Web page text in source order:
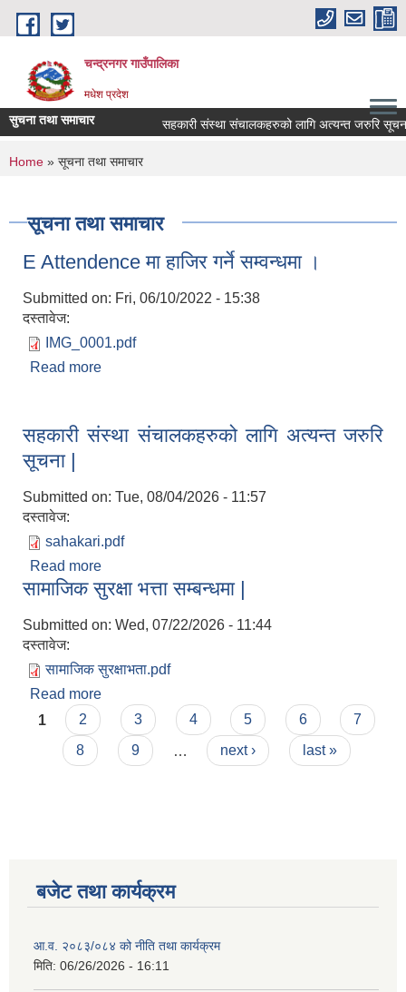
Skip to main content
चन्द्रनगर गाउँपालिका
मधेश प्रदेश
सुचना तथा समाचार सहकारी संस्था संचालकहरुको लागि अत्यन्त जरुरि सूचना |
You are here
Home » सूचना तथा समाचार
सूचना तथा समाचार
E Attendence मा हाजिर गर्ने सम्वन्धमा ।
Submitted on: Fri, 06/10/2022 - 15:38
दस्तावेज:
IMG_0001.pdf
Read more
सहकारी संस्था संचालकहरुको लागि अत्यन्त जरुरि
सूचना |
Submitted on: Tue, 08/04/2026 - 11:57
दस्तावेज:
sahakari.pdf
Read more
सूचना |
सामाजिक सुरक्षा भत्ता सम्बन्धमा |
Submitted on: Wed, 07/22/2026 - 11:44
दस्तावेज:
सामाजिक सुरक्षाभता.pdf
Read more
Pages
1 2 3 4 5 6
7
8
9 next › last »
बजेट तथा कार्यक्रम
आ.व. २०८३/०८४ को नीति तथा कार्यक्रम
मिति: 06/26/2026 - 16:11